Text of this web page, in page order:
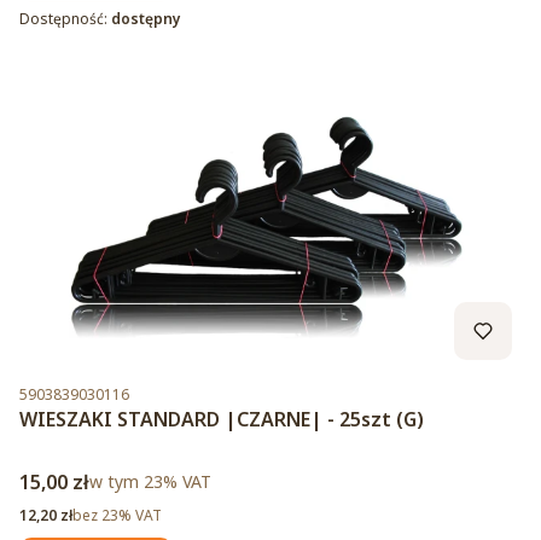
Dostępność: dostępny
Kod produktu
5903839030116
WIESZAKI STANDARD |CZARNE| - 25szt (G)
Cena brutto
15,00 złw tym %s VAT
w tym 23% VAT
Cena netto
12,20 złbez 23% VAT